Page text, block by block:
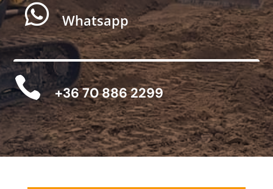
 Whatsapp
 +36 70 886 2299